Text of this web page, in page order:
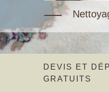
DEVIS ET
GRATUITS